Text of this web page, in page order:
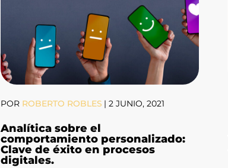
POR ROBERTO ROBLES | 2 JUNIO, 2021
Analítica sobre el
comportamiento personalizado:
Clave de éxito en procesos
digitales.